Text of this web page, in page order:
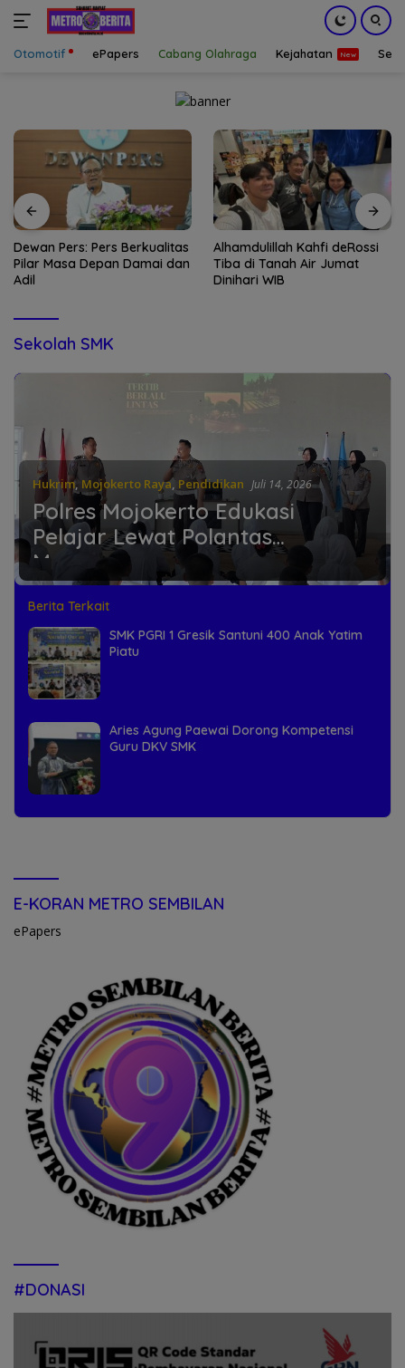
Otomotif ePapers Cabang Olahraga Kejahatan
Dewan Pers: Pers Berkualitas
Pilar Masa Depan Damai dan
Adil
Alhamdulillah Kahfi deRossi
Tiba di Tanah Air Jumat
Dinihari WIB
Sekolah SMK
Hukrim, Mojokerto Raya Pendidikan Juli 14, 2026
Polres Mojokerto Edukasi
Pelajar Lewat Polantas
Menyapa
Berita Terkait
SMK PGRI 1 Gresik Santuni 400 Anak Yatim
Piatu
Aries Agung Paewai Dorong Kompetensi
Guru DKV SMK
E-KORAN METRO SEMBILAN
ePapers
#DONASI